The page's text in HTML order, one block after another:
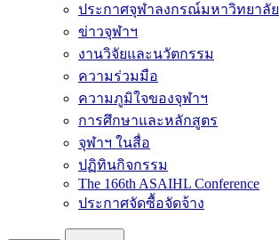
ประกาศจุฬาลงกรณ์มหาวิทยาลัย
ข่าวจุฬาฯ
งานวิจัยและนวัตกรรม
ความร่วมมือ
ความภูมิใจของจุฬาฯ
การศึกษาและหลักสูตร
จุฬาฯ ในสื่อ
ปฏิทินกิจกรรม
The 166th ASAIHL Conference
ประกาศจัดซื้อจัดจ้าง